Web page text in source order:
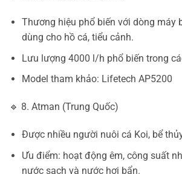
Thương hiệu phổ biến với dòng máy
dùng cho hồ cá, tiểu cảnh.
Lưu lượng 4000 l/h phổ biến trong
Model tham khảo: Lifetech AP5200
🔹 8. Atman (Trung Quốc)
Được nhiều người nuôi cá Koi, bể
Ưu điểm: hoạt động êm, công suất
nước sạch và nước hơi bẩn.